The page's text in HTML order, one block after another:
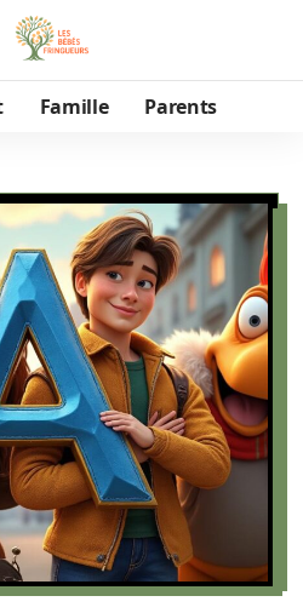
Famille Parents